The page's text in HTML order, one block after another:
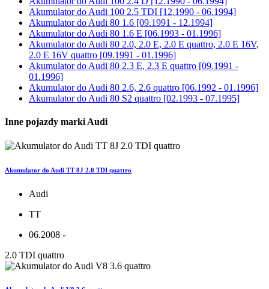
Akumulator do Audi 100 2.5 TDI [12.1990 - 06.1994]
Akumulator do Audi 80 1.6 [09.1991 - 12.1994]
Akumulator do Audi 80 1.6 E [06.1993 - 01.1996]
Akumulator do Audi 80 2.0, 2.0 E, 2.0 E quattro, 2.0 E 16V,
2.0 E 16V quattro [09.1991 - 01.1996]
Akumulator do Audi 80 2.3 E, 2.3 E quattro [09.1991 -
01.1996]
Akumulator do Audi 80 2.6, 2.6 quattro [06.1992 - 01.1996]
Akumulator do Audi 80 S2 quattro [02.1993 - 07.1995]
Inne pojazdy marki Audi
Akumulator do Audi TT 8J 2.0 TDI quattro
Audi
TT
06.2008 -
2.0 TDI quattro